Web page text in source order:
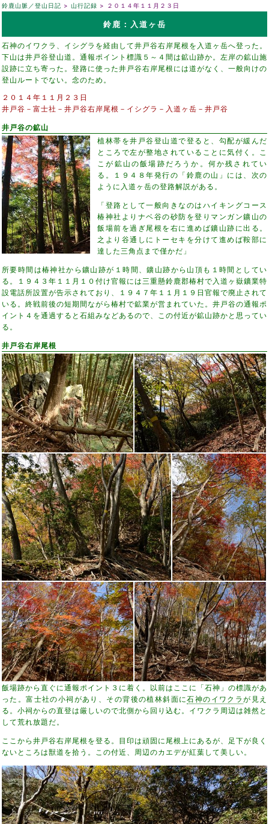
鈴鹿山脈／登山日記 山行記録 ２０１４年１１月２３日
鈴鹿：入道ヶ岳
石神のイワクラ、イシグラを経由して井戸谷右岸尾根を入道ヶ岳へ登った。
下山は井戸谷登山道。通報ポイント標識５～４間は鉱山跡か。左岸の鉱山施
設跡に立ち寄った。登路に使った井戸谷右岸尾根には道がなく、一般向けの
登山ルートでない。念のため。
２０１４年１１月２３日
井戸谷－富士社－井戸谷右岸尾根－イシグラ－入道ヶ岳－井戸谷
井戸谷の鉱山
植林帯を井戸谷登山道で登ると、勾配が緩んだ
ところで左が整地されていることに気付く。こ
こが鉱山の飯場跡だろうか。何か残されてい
る。１９４８年発行の「鈴鹿の山」には、次の
ように入道ヶ岳の登路解説がある。
「登路として一般向きなのはハイキングコース
椿神社よりナベ谷の砂防を登りマンガン鑛山の
飯場前を過ぎ尾根を右に進めば鑛山跡に出る。
之より谷通しにトーセキを分けて進めば鞍部に
達した三角点まで僅かだ」
所要時間は椿神社から鑛山跡が１時間、鑛山跡から山頂も１時間としてい
る。１９４３年１１月１０付け官報には三重懸鈴鹿郡椿村で入道ヶ嶽鑛業特
設電話所設置が告示されており、１９４７年１１月１９日官報で廃止されて
いる。終戦前後の短期間ながら椿村で鉱業が営まれていた。井戸谷の通報ポ
イント４を通過すると石組みなどあるので、この付近が鉱山跡かと思ってい
る。
井戸谷右岸尾根
飯場跡から直ぐに通報ポイント３に着く。以前はここに「石神」の標識があ
った。富士社の小祠があり、その背後の植林斜面に石神のイワクラが見え
る。小祠からの直登は厳しいので北側から回り込む。イワクラ周辺は雑然と
して荒れ放題だ。
ここから井戸谷右岸尾根を登る。目印は頑固に尾根上にあるが、足下が良く
ないところは獣道を拾う。この付近、周辺のカエデが紅葉して美しい。